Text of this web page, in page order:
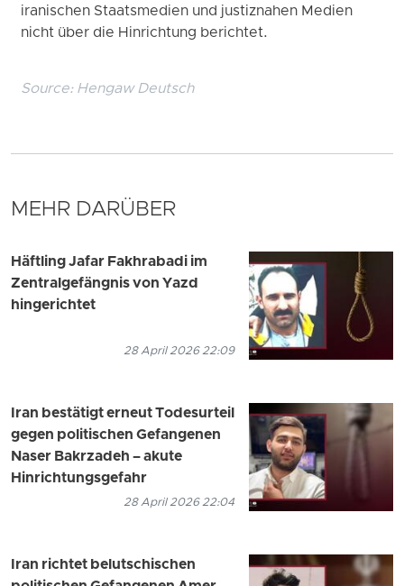
iranischen Staatsmedien und justiznahen Medien
nicht über die Hinrichtung berichtet.
Source: Hengaw Deutsch
MEHR DARÜBER
Häftling Jafar Fakhrabadi im
Zentralgefängnis von Yazd
hingerichtet
28 April 2026 22:09
Iran bestätigt erneut Todesurteil
gegen politischen Gefangenen
Naser Bakrzadeh – akute
Hinrichtungsgefahr
28 April 2026 22:04
Iran richtet belutschischen